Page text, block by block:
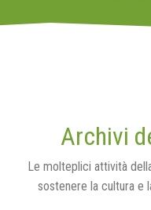
Archivi
Le molteplici attività
sostenere la cultura e